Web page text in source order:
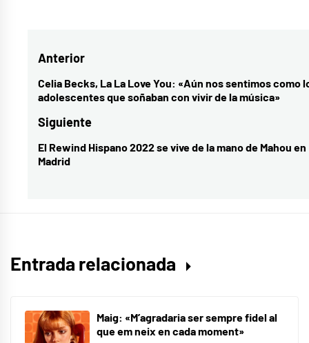
directo
Gonzalo
Karavana,
karavana
LA
vibra
Navegación
de
Anterior
Entrada
anterior:
Celia Becks, La La Love You: «Aún nos sentimos como
adolescentes que soñaban con vivir de la música»
Siguiente
Entrada
siguiente:
El Rewind Hispano 2022 se vive de la mano de Mahou en
Madrid
Entrada relacionada
Maig: «M’agradaria ser sempre fidel al
que em neix en cada moment»